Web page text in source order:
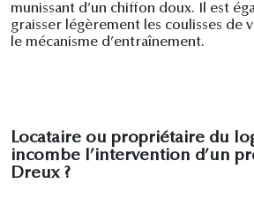
munissant d’un chiffon doux. Il est
graisser légèrement les coulisses de
le mécanisme d’entraînement.
Locataire ou propriétaire du
incombe l’intervention d’un
Dreux ?